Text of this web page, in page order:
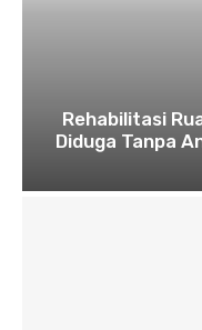
Rehabilitasi
Diduga Tanpa